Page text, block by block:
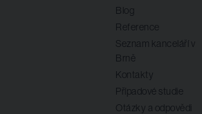
Blog
Reference
Seznam kanceláří v
Brně
Kontakty
Případové studie
Otázky a odpovědi